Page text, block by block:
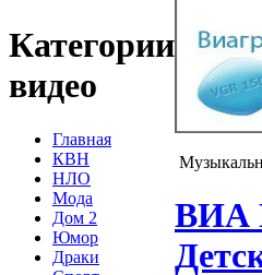
Категории
видео
Главная
КВН
НЛО
Мода
Дом 2
Юмор
Драки
ВИА